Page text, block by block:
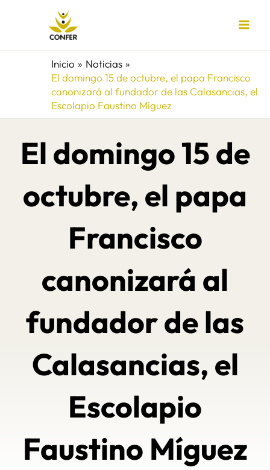
Inicio
Noticias
El domingo 15 de octubre, el papa Francisco
canonizará al fundador de las Calasancias, el
Escolapio Faustino Míguez
El domingo 15 de
octubre, el papa
Francisco
canonizará al
fundador de las
Calasancias, el
Escolapio
Faustino Míguez